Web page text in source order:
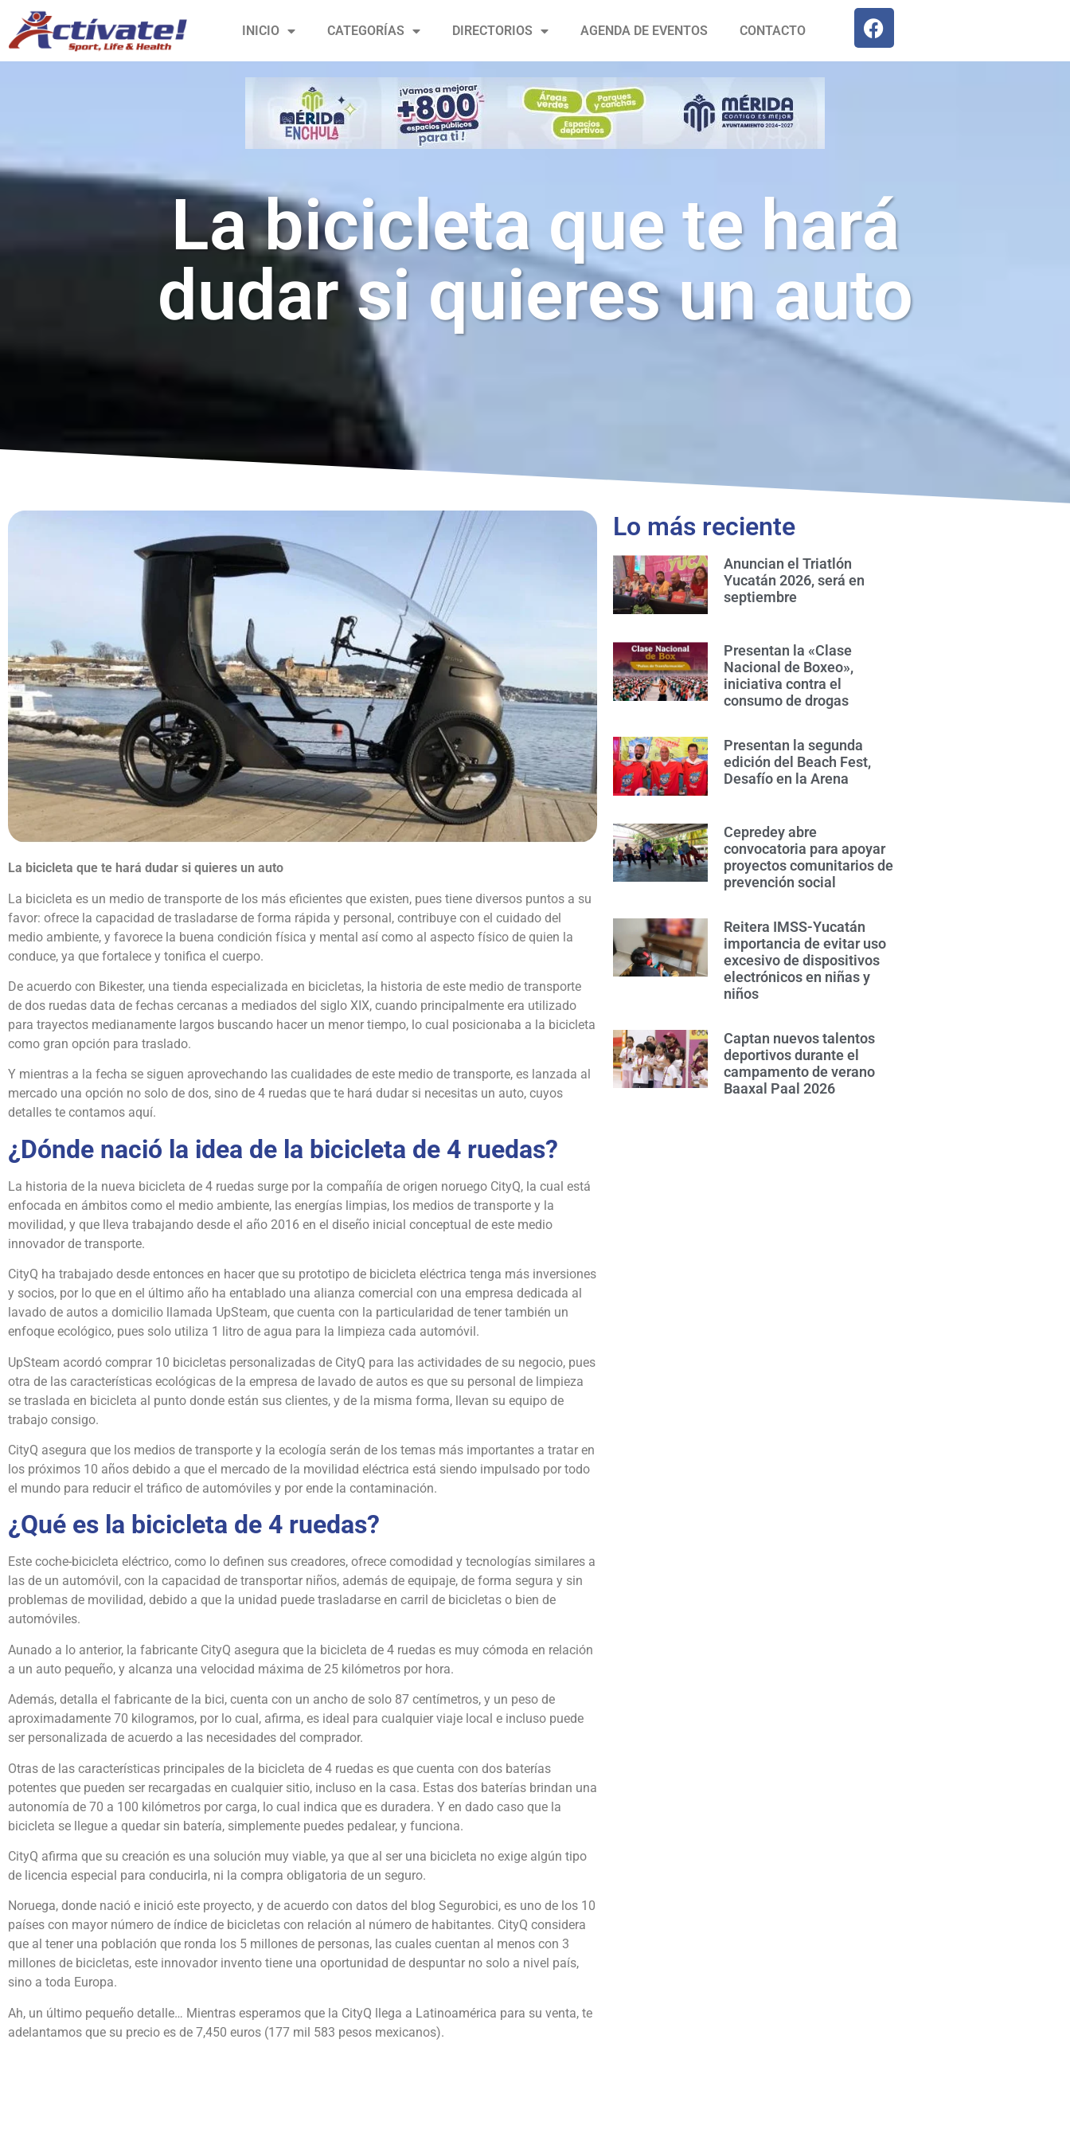
INICIO CATEGORÍAS DIRECTORIOS AGENDA DE EVENTOS CONTACTO
La bicicleta que te hará
dudar si quieres un auto
La bicicleta que te hará dudar si quieres un auto
La bicicleta es un medio de transporte de los más eficientes que existen, pues tiene diversos puntos a su
favor: ofrece la capacidad de trasladarse de forma rápida y personal, contribuye con el cuidado del
medio ambiente, y favorece la buena condición física y mental así como al aspecto físico de quien la
conduce, ya que fortalece y tonifica el cuerpo.
De acuerdo con Bikester, una tienda especializada en bicicletas, la historia de este medio de transporte
de dos ruedas data de fechas cercanas a mediados del siglo XIX, cuando principalmente era utilizado
para trayectos medianamente largos buscando hacer un menor tiempo, lo cual posicionaba a la bicicleta
como gran opción para traslado.
Y mientras a la fecha se siguen aprovechando las cualidades de este medio de transporte, es lanzada al
mercado una opción no solo de dos, sino de 4 ruedas que te hará dudar si necesitas un auto, cuyos
detalles te contamos aquí.
¿Dónde nació la idea de la bicicleta de 4 ruedas?
La historia de la nueva bicicleta de 4 ruedas surge por la compañía de origen noruego CityQ, la cual está
enfocada en ámbitos como el medio ambiente, las energías limpias, los medios de transporte y la
movilidad, y que lleva trabajando desde el año 2016 en el diseño inicial conceptual de este medio
innovador de transporte.
CityQ ha trabajado desde entonces en hacer que su prototipo de bicicleta eléctrica tenga más inversiones
y socios, por lo que en el último año ha entablado una alianza comercial con una empresa dedicada al
lavado de autos a domicilio llamada UpSteam, que cuenta con la particularidad de tener también un
enfoque ecológico, pues solo utiliza 1 litro de agua para la limpieza cada automóvil.
UpSteam acordó comprar 10 bicicletas personalizadas de CityQ para las actividades de su negocio, pues
otra de las características ecológicas de la empresa de lavado de autos es que su personal de limpieza
se traslada en bicicleta al punto donde están sus clientes, y de la misma forma, llevan su equipo de
trabajo consigo.
CityQ asegura que los medios de transporte y la ecología serán de los temas más importantes a tratar en
los próximos 10 años debido a que el mercado de la movilidad eléctrica está siendo impulsado por todo
el mundo para reducir el tráfico de automóviles y por ende la contaminación.
¿Qué es la bicicleta de 4 ruedas?
Este coche-bicicleta eléctrico, como lo definen sus creadores, ofrece comodidad y tecnologías similares a
las de un automóvil, con la capacidad de transportar niños, además de equipaje, de forma segura y sin
problemas de movilidad, debido a que la unidad puede trasladarse en carril de bicicletas o bien de
automóviles.
Aunado a lo anterior, la fabricante CityQ asegura que la bicicleta de 4 ruedas es muy cómoda en relación
a un auto pequeño, y alcanza una velocidad máxima de 25 kilómetros por hora.
Además, detalla el fabricante de la bici, cuenta con un ancho de solo 87 centímetros, y un peso de
aproximadamente 70 kilogramos, por lo cual, afirma, es ideal para cualquier viaje local e incluso puede
ser personalizada de acuerdo a las necesidades del comprador.
Otras de las características principales de la bicicleta de 4 ruedas es que cuenta con dos baterías
potentes que pueden ser recargadas en cualquier sitio, incluso en la casa. Estas dos baterías brindan una
autonomía de 70 a 100 kilómetros por carga, lo cual indica que es duradera. Y en dado caso que la
bicicleta se llegue a quedar sin batería, simplemente puedes pedalear, y funciona.
CityQ afirma que su creación es una solución muy viable, ya que al ser una bicicleta no exige algún tipo
de licencia especial para conducirla, ni la compra obligatoria de un seguro.
Noruega, donde nació e inició este proyecto, y de acuerdo con datos del blog Segurobici, es uno de los 10
países con mayor número de índice de bicicletas con relación al número de habitantes. CityQ considera
que al tener una población que ronda los 5 millones de personas, las cuales cuentan al menos con 3
millones de bicicletas, este innovador invento tiene una oportunidad de despuntar no solo a nivel país,
sino a toda Europa.
Ah, un último pequeño detalle… Mientras esperamos que la CityQ llega a Latinoamérica para su venta, te
adelantamos que su precio es de 7,450 euros (177 mil 583 pesos mexicanos).
Lo más reciente
Anuncian el Triatlón
Yucatán 2026, será en
septiembre
Presentan la «Clase
Nacional de Boxeo»,
iniciativa contra el
consumo de drogas
Presentan la segunda
edición del Beach Fest,
Desafío en la Arena
Cepredey abre
convocatoria para apoyar
proyectos comunitarios de
prevención social
Reitera IMSS-Yucatán
importancia de evitar uso
excesivo de dispositivos
electrónicos en niñas y
niños
Captan nuevos talentos
deportivos durante el
campamento de verano
Baaxal Paal 2026